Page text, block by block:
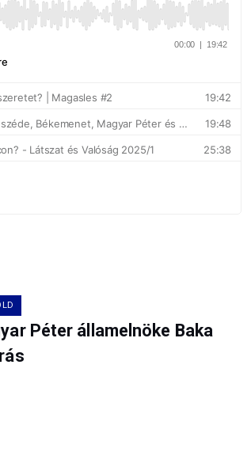
Péter államelnöke Baka